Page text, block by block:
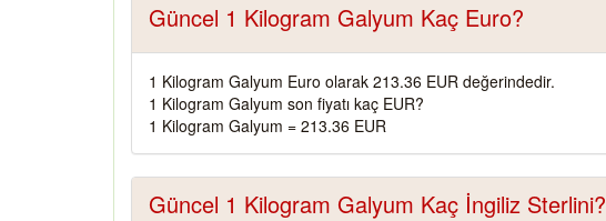
Güncel 1 Kilogram Galyum Kaç Euro?
1 Kilogram Galyum Euro olarak 213.36 EUR değerindedir.
1 Kilogram Galyum son fiyatı kaç EUR?
1 Kilogram Galyum = 213.36 EUR
Güncel 1 Kilogram Galyum Kaç İngiliz Sterlini?